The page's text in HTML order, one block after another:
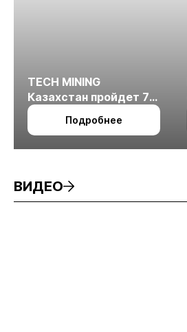
TECH MINING
Казахстан пройдет 7
октября в Алматы
Подробнее
ВИДЕО